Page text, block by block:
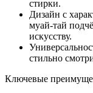
стирки.
Дизайн с
муай‑тай
искусству.
стильно
Ключевые